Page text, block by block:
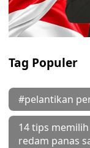
Tag Populer
#pelantikan
14 tips
redam panas